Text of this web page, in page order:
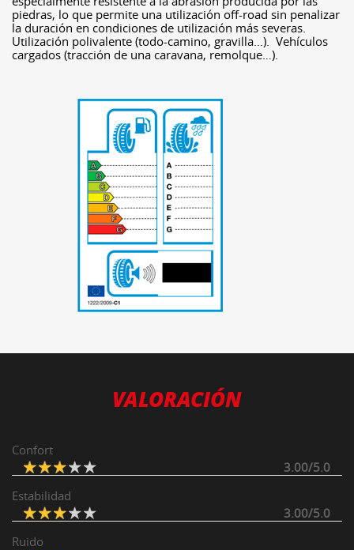
piedras, lo que permite una utilización off-road sin penalizar
la duración en condiciones de utilización más severas.
Utilización polivalente (todo-camino, gravilla...). Vehículos
cargados (tracción de una caravana, remolque…).
VALORACIÓN
Confort
3.00/5.0
Estabilidad
3.00/5.0
Ruido